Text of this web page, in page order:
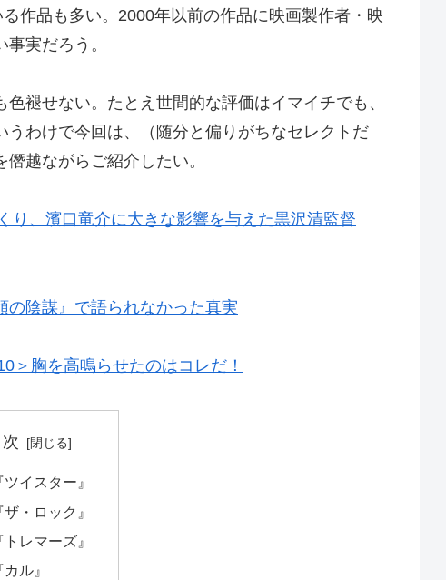
作品も多い。2000年以前の作品に映画製作者・映
実だろう。
褪せない。たとえ世間的な評価はイマイチでも、
わけで今回は、（随分と偏りがちなセレクトだ
越ながらご紹介したい。
り、濱口竜介に大きな影響を与えた黒沢清監督
の陰謀』で語られなかった真実
＞胸を高鳴らせたのはコレだ！
イスター』
・ロック』
レマーズ』
ル』